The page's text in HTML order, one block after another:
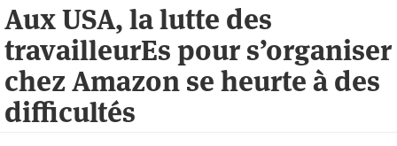
Aux USA, la lutte des
travailleurEs pour s’organiser
chez Amazon se heurte à des
difficultés